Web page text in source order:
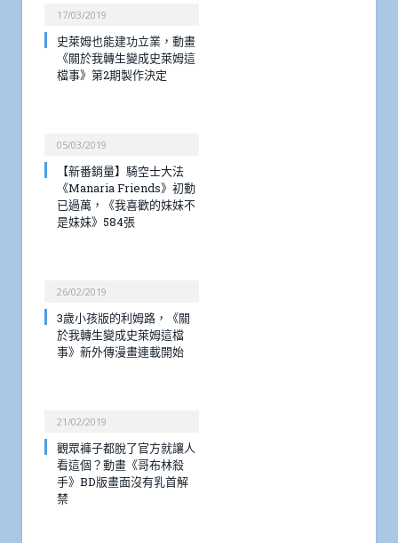
17/03/2019
史萊姆也能建功立業，動畫
《關於我轉生變成史萊姆這
檔事》第2期製作決定
05/03/2019
【新番銷量】騎空士大法
《Manaria Friends》初動
已過萬，《我喜歡的妹妹不
是妹妹》584張
26/02/2019
3歲小孩版的利姆路，《關
於我轉生變成史萊姆這檔
事》新外傳漫畫連載開始
21/02/2019
觀眾褲子都脫了官方就讓人
看這個？動畫《哥布林殺
手》BD版畫面沒有乳首解
禁